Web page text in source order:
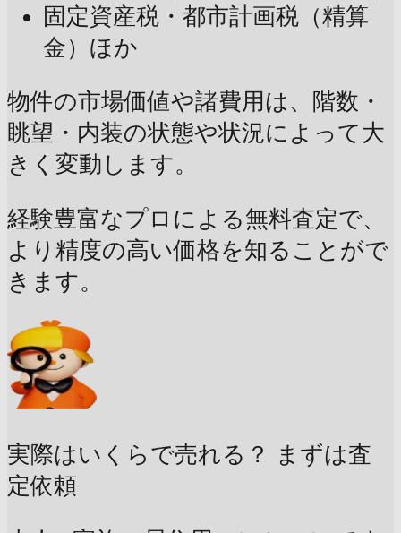
固定資産税・都市計画税（精算
金）ほか
物件の市場価値や諸費用は、階数・
眺望・内装の状態や状況によって大
きく変動します。
経験豊富なプロによる無料査定で、
より精度の高い価格を知ることがで
きます。
実際はいくらで売れる？
まずは査
定依頼